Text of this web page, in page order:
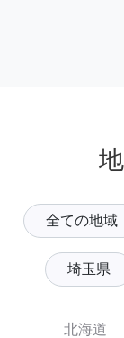
全ての地域
埼玉県
北海道